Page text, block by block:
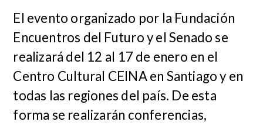
El evento organizado por la Fundación
Encuentros del Futuro y el Senado se
realizará del 12 al 17 de enero en el
Centro Cultural CEINA en Santiago y en
todas las regiones del país. De esta
forma se realizarán conferencias,